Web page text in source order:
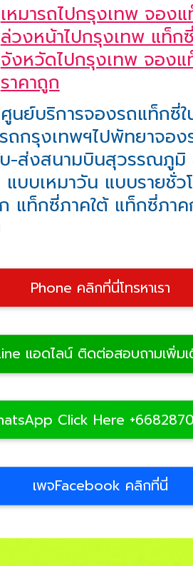
เหมารถไปกรุงเทพ จอง
ล่วงหน้าไปกรุงเทพ แท็ก
จังหวัดไปกรุงเทพ จอง
ราคาถูก
ศูนย์บริการจองรถแท็กซี่
ถกรุงเทพฯไปพัทยาจอ
ส่งสนามบินสุวรรณภูมิ
แบบเหมาวัน แบบรายชั่
แท็กซี่ภาคใต้ แท็กซี่ภา
Phone คลิกที่นี่โทรหาเรา
แอดไลน์ ติดต่อสอบถามเพิ่ม
Click Here
เพจFacebook คลิกที่นี่